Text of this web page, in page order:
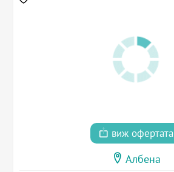
виж офертата
Албена